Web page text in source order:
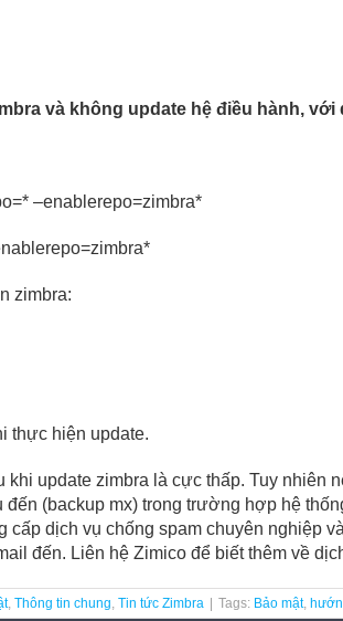
và không update hệ điều hành, với
–enablerepo=zimbra*
zimbra:
thực hiện update.
khi update zimbra là cực thấp. Tuy nhiên
(backup mx) trong trường hợp hệ
cấp dịch vụ chống spam chuyên nghiệp
đến. Liên hệ Zimico để biết thêm về
, Thông tin chung, Tin tức Zimbra Tags: Bảo mật,